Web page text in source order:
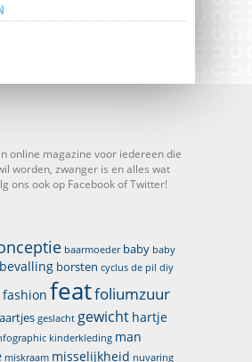
online magazine voor iedereen die
worden, zwanger is en alles wat
ons ook op Facebook of Twitter!
baarmoeder baby baby
bevalling borsten cyclus de pil diy
fashion featfoliumzuur
geslacht gewicht hartje
kinderkleding man
miskraam misselijkheid nuvaring